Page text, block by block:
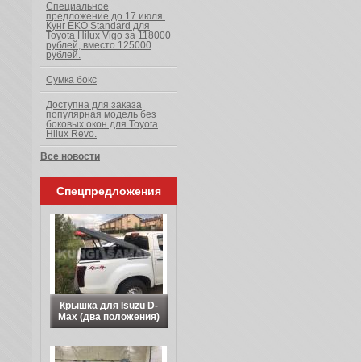
Специальное
предложение до 17 июля.
Кунг EKO Standard для
Toyota Hilux Vigo за 118000
рублей, вместо 125000
рублей.
Сумка бокс
Доступна для заказа
популярная модель без
боковых окон для Toyota
Hilux Revo.
Все новости
Спецпредложения
Крышка для Isuzu D-
Max (два положения)